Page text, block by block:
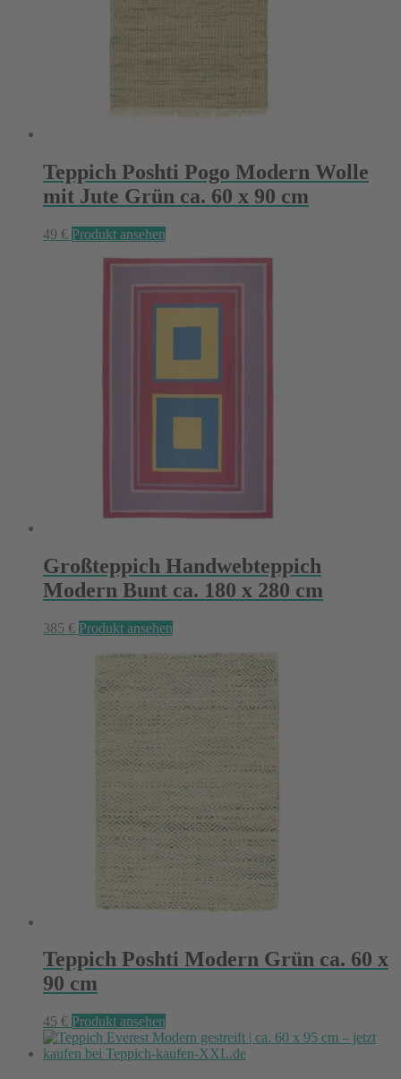
Teppich Poshti Pogo Modern Wolle
mit Jute Grün ca. 60 x 90 cm
49 € Produkt ansehen
Großteppich Handwebteppich
Modern Bunt ca. 180 x 280 cm
385 € Produkt ansehen
Teppich Poshti Modern Grün ca. 60 x
90 cm
45 € Produkt ansehen